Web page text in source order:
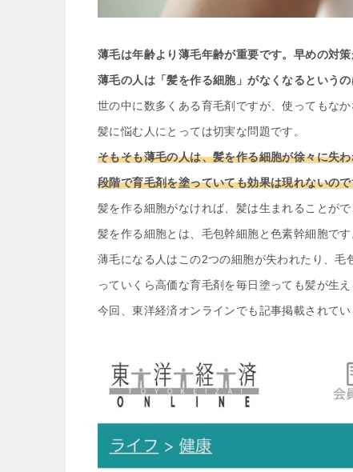
薄毛は年齢より薄毛年齢が重要です。早めの対策
薄毛の人は「髪を作る細胞」がなくなるという
世の中に数多くある育毛剤ですが、使ってもな
髪に悩む人にとっては切実な問題です。
そもそも薄毛の人は、髪を作る細胞が徐々に失
段階で育毛剤を塗っていても効果は現れないの
髪を作る細胞がなければ、髪は生まれることが
髪を作る細胞とは、毛包幹細胞と色素幹細胞で
薄毛になる人はこの2つの細胞が失われたり、
っていくら高価な育毛剤を毎日塗っても髪が生
今回、東洋経済オンラインでも記事掲載されて